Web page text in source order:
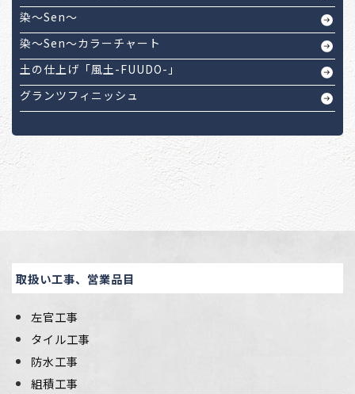
染～Sen～
染～Sen～カラーチャート
土の仕上げ「風土-FUUDO-」
グランツフィニッシュ
取扱い工事、営業品目
左官工事
タイル工事
防水工事
組積工事